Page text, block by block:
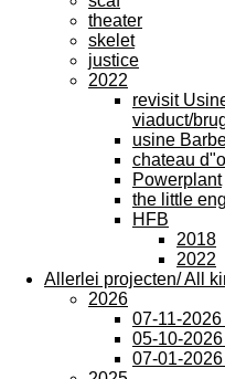
theater
skelet
justice
2022
revisit
viaduct/
usine
chateau
Powerplant
the little
HFB
2018
2022
Allerlei projecten/ All
2026
07-11-
05-10-
07-01-